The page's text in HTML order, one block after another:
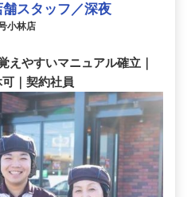
スタッフ／深夜
小林店
えやすいマニュアル確立｜
｜契約社員